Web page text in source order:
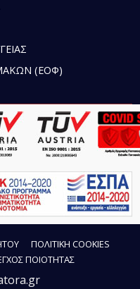
(ΕΟΦ)
ΠΟΛΙΤΙΚΗ COOKIES
ΠΟΙΟΤΗΤΑΣ